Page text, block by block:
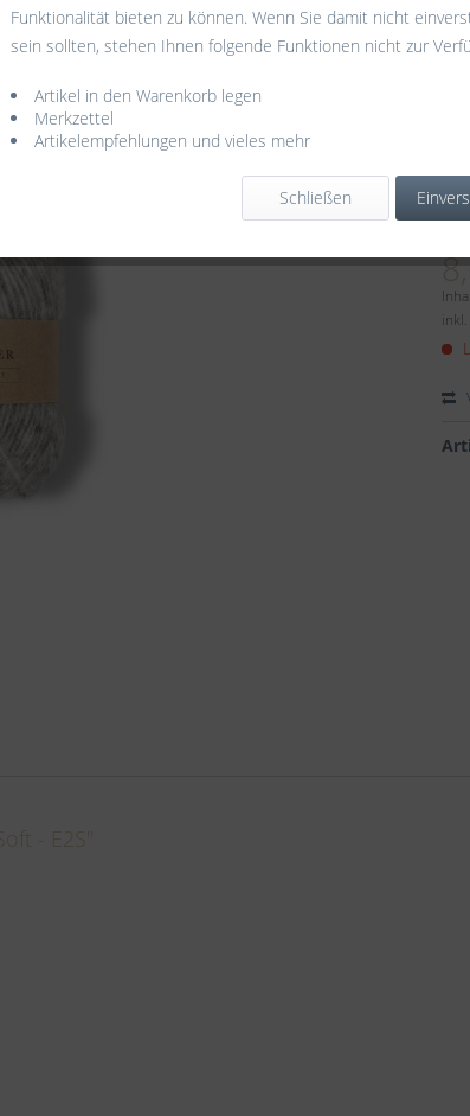
Funktionalität bieten zu können. Wenn Sie damit nicht
sein sollten, stehen Ihnen folgende Funktionen nicht zur
Artikel in den Warenkorb legen
Merkzettel
Artikelempfehlungen und vieles mehr
Schließen